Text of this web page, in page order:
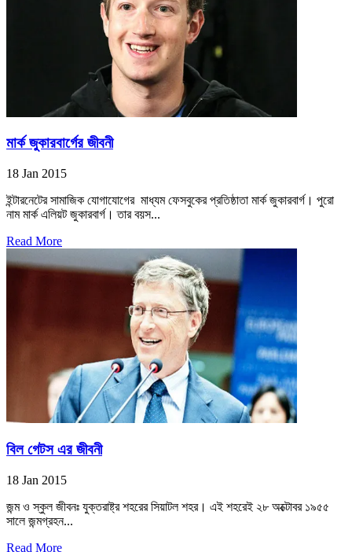
মার্ক জুকারবার্গের জীবনী
18 Jan 2015
ইন্টারনেটের সামাজিক যোগাযোগের মাধ্যম ফেসবুকের প্রতিষ্ঠাতা মার্ক জুকারবার্গ। পুরো
নাম মার্ক এলিয়ট জুকারবার্গ। তার বয়স...
Read More
বিল গেটস এর জীবনী
18 Jan 2015
জন্ম ও স্কুল জীবনঃ যুক্তরাষ্ট্র শহরের সিয়াটল শহর। এই শহরেই ২৮ অক্টোবর ১৯৫৫
সালে জন্মগ্রহন...
Read More